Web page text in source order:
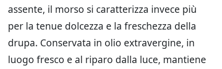
assente, il morso si caratterizza invece più
per la tenue dolcezza e la freschezza della
drupa. Conservata in olio extravergine, in
luogo fresco e al riparo dalla luce, mantiene